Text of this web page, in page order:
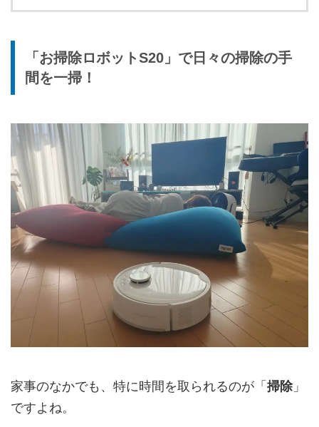
「お掃除ロボットS20」で日々の掃除の手
間を一掃！
家事のなかでも、特に時間を取られるのが「掃除」
ですよね。